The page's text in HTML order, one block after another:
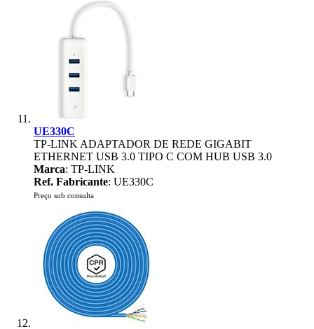
UE330C
TP-LINK ADAPTADOR DE REDE GIGABIT
ETHERNET USB 3.0 TIPO C COM HUB USB 3.0
Marca: TP-LINK
Ref. Fabricante: UE330C
Preço sob consulta